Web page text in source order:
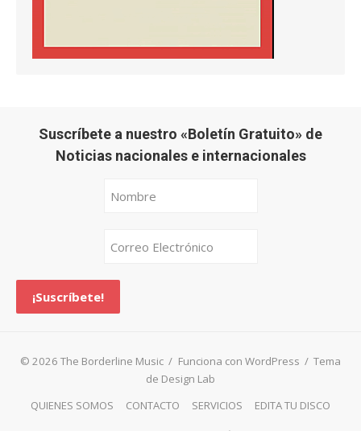
Suscríbete a nuestro «Boletín Gratuito» de
Noticias nacionales e internacionales
© 2026 The Borderline Music / Funciona con WordPress / Tema
de Design Lab
QUIENES SOMOS
CONTACTO SERVICIOS EDITA TU DISCO